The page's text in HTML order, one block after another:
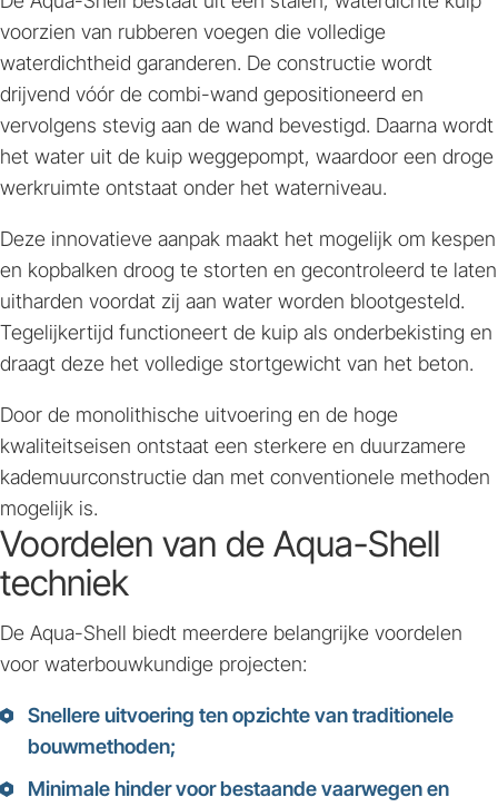
voorzien van rubberen voegen die volledige
waterdichtheid garanderen. De constructie wordt
drijvend vóór de combi-wand gepositioneerd en
vervolgens stevig aan de wand bevestigd. Daarna wordt
het water uit de kuip weggepompt, waardoor een droge
werkruimte ontstaat onder het waterniveau.
Deze innovatieve aanpak maakt het mogelijk om kespen
en kopbalken droog te storten en gecontroleerd te laten
uitharden voordat zij aan water worden blootgesteld.
Tegelijkertijd functioneert de kuip als onderbekisting en
draagt deze het volledige stortgewicht van het beton.
Door de monolithische uitvoering en de hoge
kwaliteitseisen ontstaat een sterkere en duurzamere
kademuurconstructie dan met conventionele methoden
mogelijk is.
Voordelen van de Aqua-Shell
techniek
De Aqua-Shell biedt meerdere belangrijke voordelen
voor waterbouwkundige projecten:
Snellere uitvoering ten opzichte van traditionele
bouwmethoden;
Minimale hinder voor bestaande vaarwegen en